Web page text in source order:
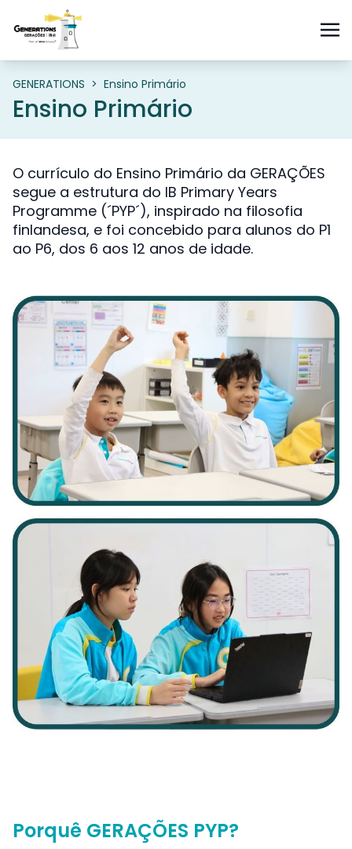
GENERATIONS > Ensino Primário
Ensino Primário
O currículo do Ensino Primário da GERAÇÕES
segue a estrutura do IB Primary Years
Programme (´PYP´), inspirado na filosofia
finlandesa, e foi concebido para alunos do P1
ao P6, dos 6 aos 12 anos de idade.
Porquê GERAÇÕES PYP?